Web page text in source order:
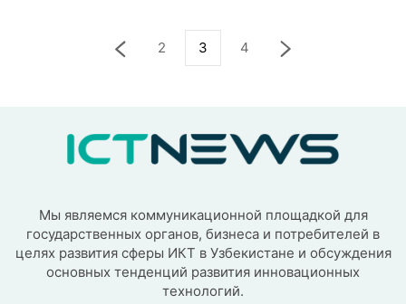
2 3 4
Мы являемся коммуникационной площадкой для
государственных органов, бизнеса и потребителей в
целях развития сферы ИКТ в Узбекистане и обсуждения
основных тенденций развития инновационных
технологий.